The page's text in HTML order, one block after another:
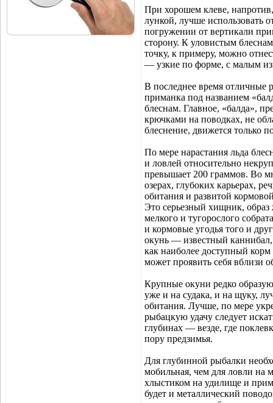
При хорошем клеве,
лункой, лучше использовать
погружении от вертикали
сторону. К уловистым
точку, к примеру, можно
— узкие по форме, с малым
В последнее время отличные
приманка под названием
блеснам. Главное, «балда»,
крючками на поводках, не
блеснение, движется только
По мере нарастания льда
и ловлей относительно
превышает 200 граммов. Во
озерах, глубоких карьерах,
обитания и развитой
Это серьезный хищник, образ
мелкого и тугорослого
и кормовые угодья того и
окунь — известный
как наиболее доступный
может проявить себя вблизи
Крупные окуни редко
уже и на судака, и на щуку,
обитания. Лучше, по мере
рыбацкую удачу следует
глубинах — везде, где
пору предзимья.
Для глубинной рыбалки
мобильная, чем для ловли на
хлыстиком на удилище и
будет и металлический